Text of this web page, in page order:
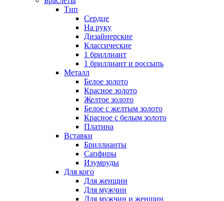
Тип
Сердце
На руку
Дизайнерские
Классические
1 бриллиант
1 бриллиант и россыпь
Металл
Белое золото
Красное золото
Желтое золото
Белое с желтым золото
Красное с белым золото
Платина
Вставки
Бриллианты
Сапфиры
Изумруды
Для кого
Для женщин
Для мужчин
Для мужчин и женщин